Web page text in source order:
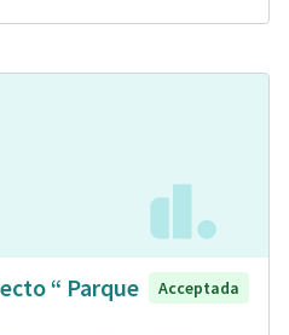
“ Parque
Acceptada